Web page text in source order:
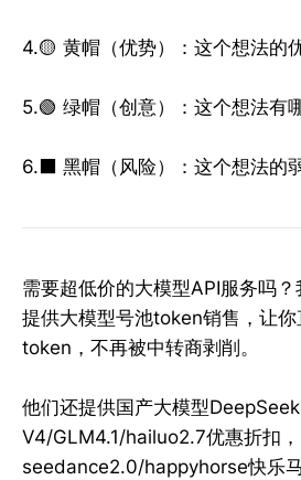
4.🟡 黄帽（优势）：这个想法的
5.🟢 绿帽（创意）：这个想法有
6.⬛ 黑帽（风险）：这个想法的
需要超低价的大模型API服务吗？
提供大模型号池token销售，让
token，不再被中转商剥削。
他们还提供国产大模型DeepSeek
V4/GLM4.1/hailuo2.7优惠折扣，
seedance2.0/happyhorse快乐